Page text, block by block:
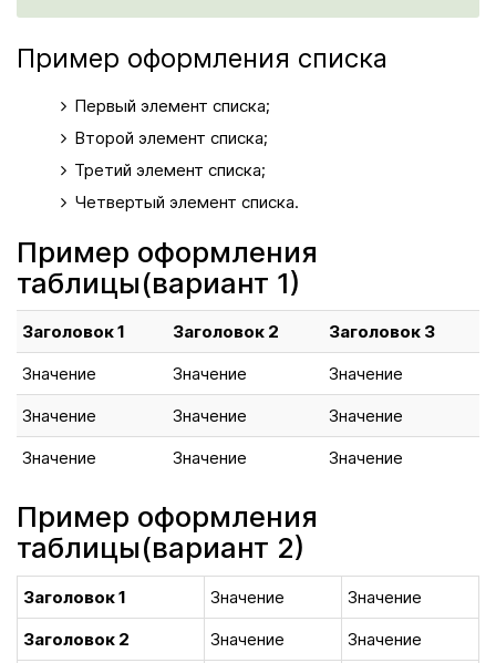
Пример оформления списка
Первый элемент списка;
Второй элемент списка;
Третий элемент списка;
Четвертый элемент списка.
Пример оформления
таблицы(вариант 1)
Заголовок 1 Заголовок 2
Заголовок 3
Значение
Значение
Значение
Значение
Значение
Значение
Значение
Значение Значение
Пример оформления
таблицы(вариант 2)
Заголовок 1 Значение
Значение
Заголовок 2
Значение
Значение